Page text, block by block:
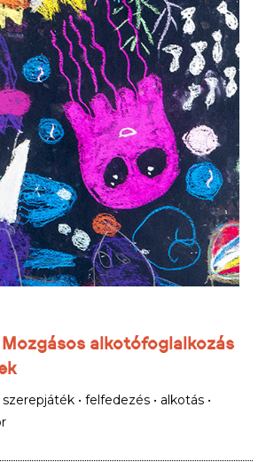
alkotófoglalkozás
• felfedezés • alkotás •